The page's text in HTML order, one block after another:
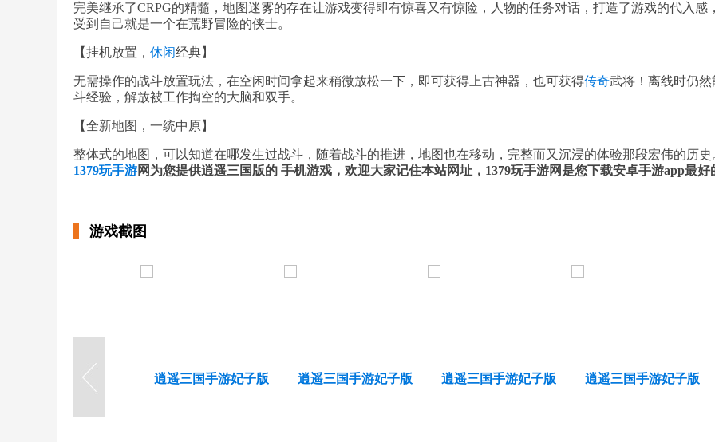
完美继承了CRPG的精髓，地图迷雾的存在让游戏变得即有惊喜又有惊险，人物的任务对话，打造了游戏的代入感
受到自己就是一个在荒野冒险的侠士。
【挂机放置， 休闲经典】
无需操作的战斗放置玩法，在空闲时间拿起来稍微放松一下，即可获得上古神器，也可获得传奇武将！离线时仍然
斗经验，解放被工作掏空的大脑和双手。
【全新地图，一统中原】
整体式的地图，可以知道在哪发生过战斗，随着战斗的推进，地图也在移动，完整而又沉浸的体验那段宏伟的历史
1379玩手游网为您提供逍遥三国版的 手机游戏，欢迎大家记住本站网址，1379玩手游网是您下载安卓手游app最好
游戏截图